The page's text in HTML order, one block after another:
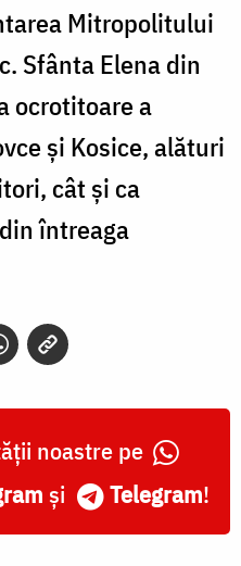
Mitropolitului
Sfânta Elena din
ocrotitoare a
și Kosice, alături
cât și ca
întreaga
noastre pe
și Telegram!